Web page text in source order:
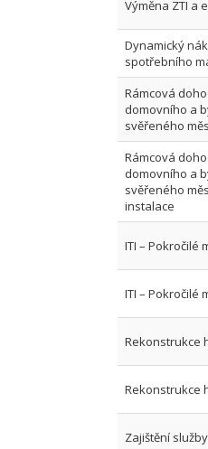
Výměna ZTI a
Dynamický
spotřebního
Rámcová
domovního a
svěřeného
Rámcová
domovního a
svěřeného
instalace
ITI – Pokročilé
ITI – Pokročilé
Rekonstrukce
Rekonstrukce
Zajištění